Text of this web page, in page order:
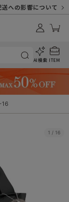
ュールについて
響について
化）のお知らせ
への影響について
ださい
しまして
まして
ください
AI検索 ITEM
16
1 / 16